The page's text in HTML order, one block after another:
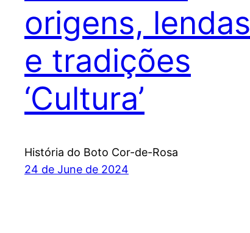
origens, lendas
e tradições
‘Cultura’
História do Boto Cor-de-Rosa
24 de June de 2024